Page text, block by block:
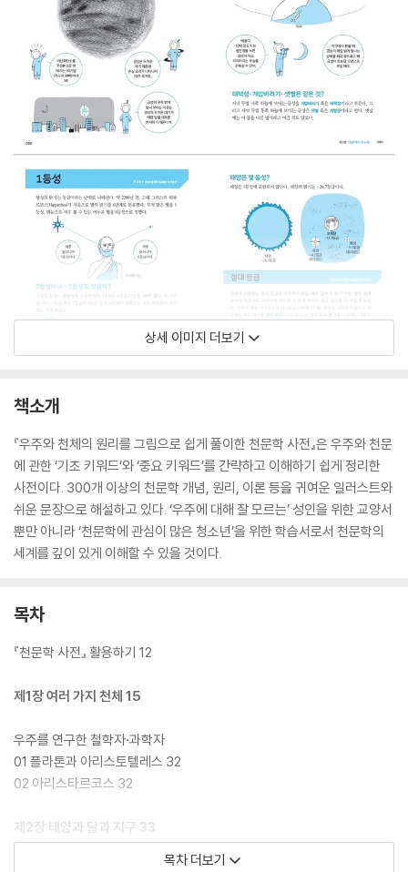
상세 이미지 더보기
책소개
『우주와 천체의 원리를 그림으로 쉽게 풀이한 천문학 사전』은 우주와 천문
에 관한 ‘기초 키워드’와 ‘중요 키워드’를 간략하고 이해하기 쉽게 정리한
사전이다. 300개 이상의 천문학 개념, 원리, 이론 등을 귀여운 일러스트와
쉬운 문장으로 해설하고 있다. ‘우주에 대해 잘 모르는’ 성인을 위한 교양서
뿐만 아니라 ‘천문학에 관심이 많은 청소년’을 위한 학습서로서 천문학의
세계를 깊이 있게 이해할 수 있을 것이다.
목차
『천문학 사전』 활용하기 12
제1장 여러 가지 천체 15
우주를 연구한 철학자·과학자
01 플라톤과 아리스토텔레스 32
02 아리스타르코스 32
제2장 태양과 달과 지구 33
목차 더보기